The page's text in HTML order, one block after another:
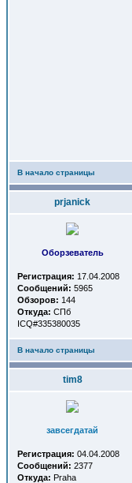
В начало страницы
prjanick
Оборзеватель
Регистрация: 17.04.2008
Сообщений: 5965
Обзоров: 144
Откуда: СПб
ICQ#335380035
В начало страницы
tim8
завсегдатай
Регистрация: 04.04.2008
Сообщений: 2377
Откуда: Praha